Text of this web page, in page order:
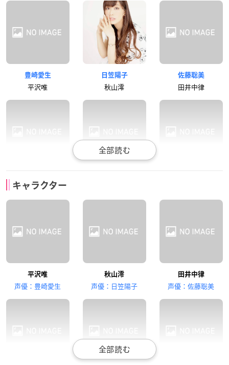
豊崎愛生
平沢唯
日笠陽子
秋山澪
佐藤聡美
田井中律
琴吹紬
真田アサミ
山中さわ子
竹達彩奈
中野梓
永田依子
鈴木純
キャラクター
平沢唯
声優：豊崎愛生
秋山澪
声優：日笠陽子
田井中律
声優：佐藤聡美